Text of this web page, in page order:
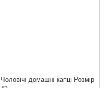
Чоловічі домашні капці Розмір